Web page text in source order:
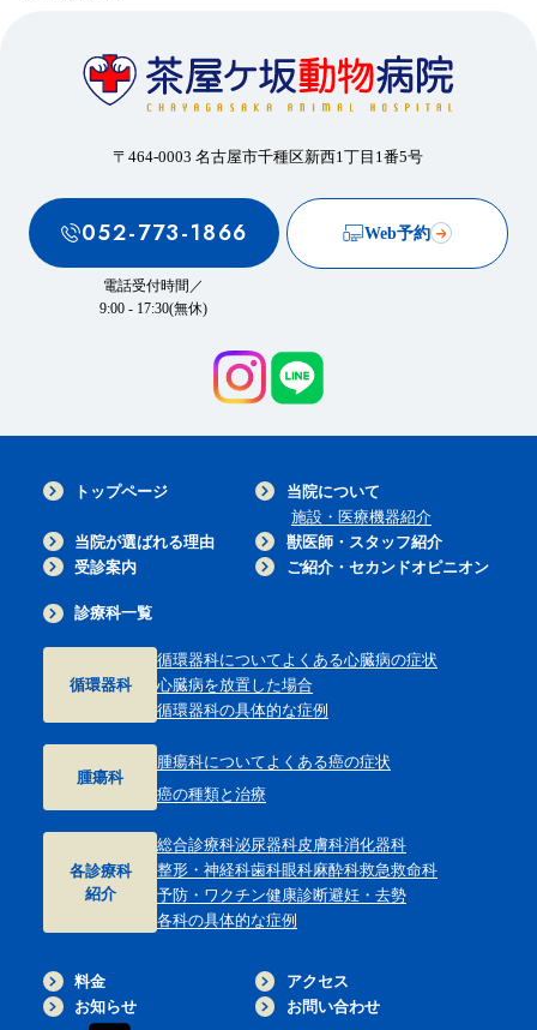
〒464-0003 名古屋市千種区新西1丁目1番5号
052-773-1866
電話受付時間／
9:00 - 17:30(無休)
Web予約
トップページ
当院について
施設・医療機器紹介
当院が選ばれる理由
獣医師・スタッフ紹介
受診案内
ご紹介・セカンドオピニオン
診療科一覧
循環器科
循環器科についてよくある心臓病の症状
心臓病を放置した場合
循環器科の具体的な症例
腫瘍科
腫瘍科について よくある癌の症状
癌の種類と治療
各診療科
紹介
総合診療科泌尿器科皮膚科消化器科
整形・神経科歯科眼科麻酔科救急救命科
予防・ワクチン健康診断避妊・去勢
各科の具体的な症例
料金
アクセス
お知らせ
お問い合わせ